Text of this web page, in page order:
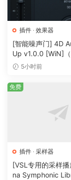
准的基于采样的声
✓超过 2000 个预设
Absynth 6 提供
了 350 多个全新
设——而且完全向
Absynth 6 支持高
旋转的
Absynth 6 比以
插件 · 效果器
[智能噪声门] 4D
Up v1.0.0 [WiN]
B）5小时前
插件 · 采样器
[VSL专用的采样
na Symphonic
免费